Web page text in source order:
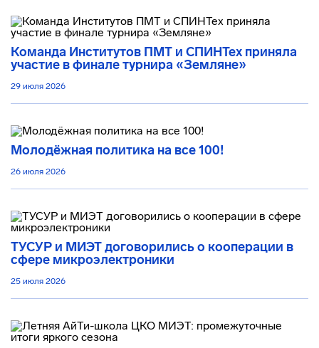
Команда Институтов ПМТ и СПИНТех приняла
участие в финале турнира «Земляне»
29 июля 2026
Молодёжная политика на все 100!
26 июля 2026
ТУСУР и МИЭТ договорились о кооперации в
сфере микроэлектроники
25 июля 2026